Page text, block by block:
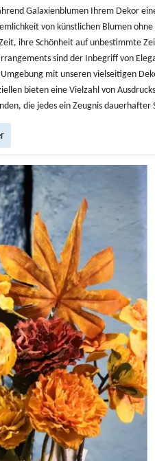
Galaxienblumen Ihrem Dekor
von künstlichen Blumen
ihre Schönheit auf unbestimmte
sind der Inbegriff von
mit unseren vielseitigen
bieten eine Vielzahl von
die jedes ein Zeugnis dauerhafter